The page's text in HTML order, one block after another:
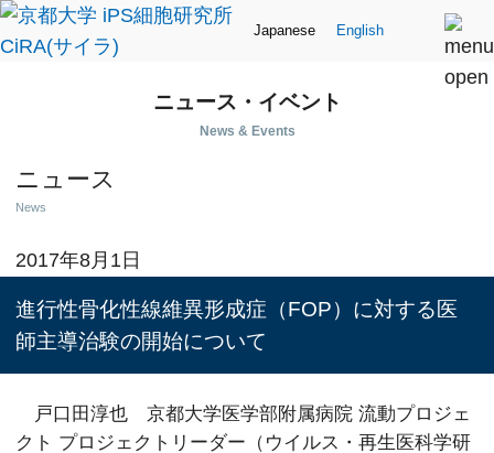
Japanese English
ニュース・イベント
News & Events
ニュース
News
2017年8月1日
進行性骨化性線維異形成症（FOP）に対する医
師主導治験の開始について
戸口田淳也 京都大学医学部附属病院 流動プロジェ
クト プロジェクトリーダー（ウイルス・再生医科学研